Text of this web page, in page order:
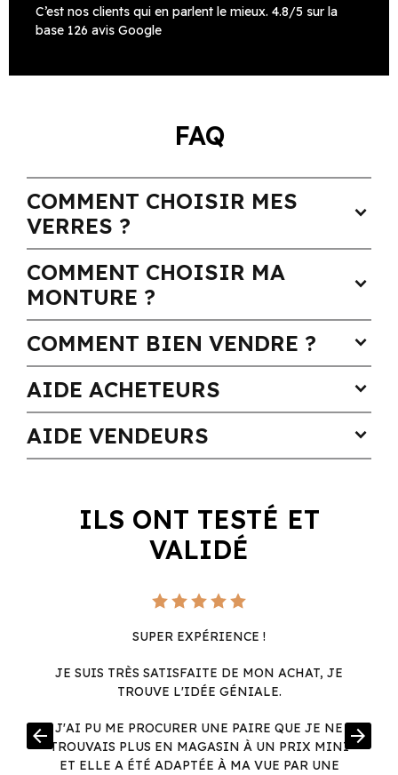
C’est nos clients qui en parlent le mieux. 4.8/5 sur la
base 126 avis Google
FAQ
COMMENT CHOISIR MES
VERRES ?
expand_more
COMMENT CHOISIR MA
MONTURE ?
expand_more
COMMENT BIEN VENDRE ? expand_more
AIDE ACHETEURS expand_more
AIDE VENDEURS expand_more
ILS ONT TESTÉ ET
VALIDÉ
SUPER EXPÉRIENCE !
JE SUIS TRÈS SATISFAITE DE MON ACHAT, JE
TROUVE L'IDÉE GÉNIALE.
J'AI PU ME PROCURER UNE PAIRE QUE JE NE
TROUVAIS PLUS EN MAGASIN À UN PRIX MINI
ET ELLE A ÉTÉ ADAPTÉE À MA VUE PAR UNE
arrow_back arrow_forward